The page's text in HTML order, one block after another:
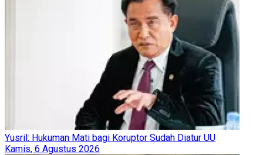
Yusril: Hukuman Mati bagi Koruptor Sudah Diatur UU
Kamis, 6 Agustus 2026